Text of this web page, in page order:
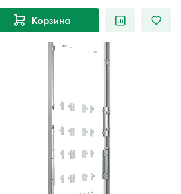
Корзина